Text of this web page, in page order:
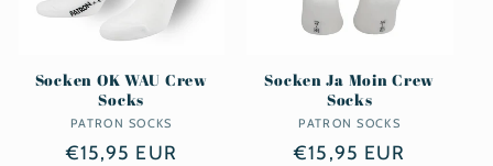
Socken OK WAU Crew
Socks
Anbieter:
PATRON SOCKS
Normaler
€15,95 EUR
Socken Ja Moin Crew
Socks
Anbieter:
PATRON SOCKS
Normaler
€15,95 EUR